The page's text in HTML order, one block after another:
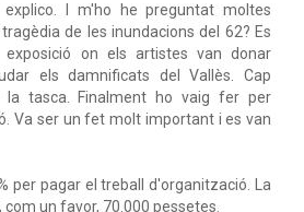
I m'ho he preguntat moltes
de les inundacions del 62? Es
on els artistes van donar
els damnificats del Vallès. Cap
la tasca. Finalment ho vaig fer per
Va ser un fet molt important i es van
per pagar el treball d'organització. La
un favor, 70.000 pessetes.